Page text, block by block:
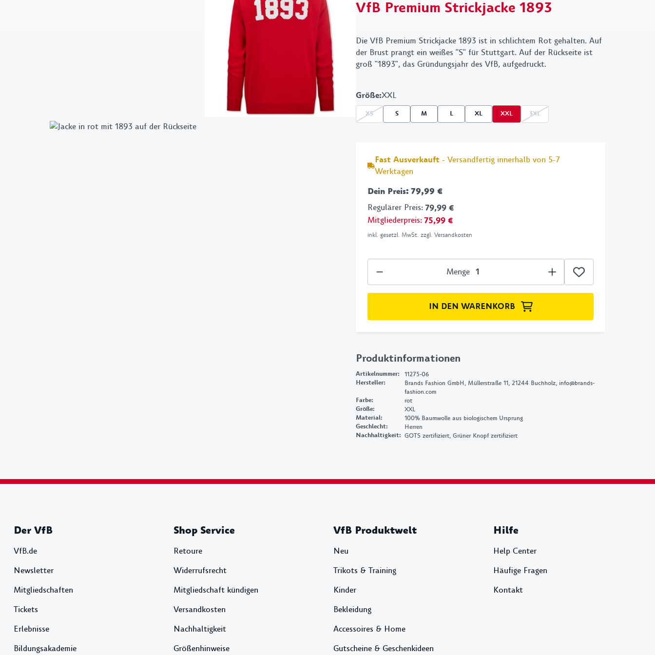
1893
Retro
Wappen
Clubhouse
Schreibwaren
Grillen
VfB Premium Strickjacke 1893
Die VfB Premium Strickjacke 1893 ist in schlichtem Rot gehalten. Auf
der Brust prangt ein weißes "S" für Stuttgart. Auf der Rückseite ist
groß "1893", das Gründungsjahr des VfB, aufgedruckt.
Größe:XXL
XS S M L XL XXL 3XL
Fast Ausverkauft - Versandfertig innerhalb von 5-7
Werktagen
Dein Preis: 79,99 €
Regulärer Preis:79,99 €
Mitgliederpreis:75,99 €
inkl. gesetzl. MwSt. zzgl. Versandkosten
Menge
IN DEN WARENKORB
Produktinformationen
Artikelnummer: 11275-06
Hersteller:
Brands Fashion GmbH, Müllerstraße 11, 21244 Buchholz, info@brands-
fashion.com
Farbe: rot
Größe: XXL
Material: 100% Baumwolle aus biologischem Ursprung
Geschlecht: Herren
Nachhaltigkeit: GOTS zertifiziert, Grüner Knopf zertifiziert
Der VfB
VfB.de
Newsletter
Mitgliedschaften
Tickets
Erlebnisse
Bildungsakademie
Shop Service
Retoure
Widerrufsrecht
Mitgliedschaft kündigen
Versandkosten
Nachhaltigkeit
Größenhinweise
VfB Produktwelt
Neu
Trikots & Training
Kinder
Bekleidung
Accessoires & Home
Gutscheine & Geschenkideen
Hilfe
Help Center
Häufige Fragen
Kontakt